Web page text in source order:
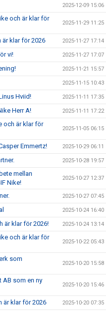
2025-12-09 15:06
och är klar för
2025-11-29 11:25
är klar för 2026 2025-11-27 17:14
vi! 2025-11-27 17:07
2025-11-21 15:57
2025-11-15 10:43
Hviid! 2025-11-11 17:35
Herr A! 2025-11-11 17:22
och är klar för
2025-11-05 06:15
Emmertz! 2025-10-29 06:11
2025-10-28 19:57
mellan
Nike!
2025-10-27 12:37
2025-10-27 07:45
2025-10-24 16:40
är klar för 2026! 2025-10-24 13:14
och är klar för
2025-10-22 05:43
som
2025-10-20 15:58
AB som en ny
2025-10-20 15:46
är klar för 2026 2025-10-20 07:35